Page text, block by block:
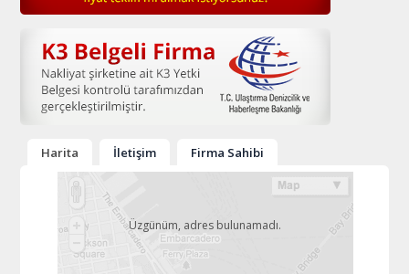
Harita İletişim Firma Sahibi
Üzgünüm, adres bulunamadı.